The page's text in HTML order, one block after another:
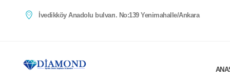
İvedikköy Anadolu bulvarı. No:139 Yenimahalle/Ankara